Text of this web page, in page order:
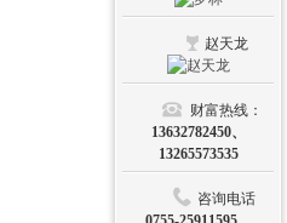
赵天龙
财富热线：
13632782450、
13265573535
咨询电话